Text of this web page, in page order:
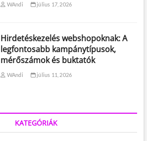
WAndi július 17, 2026
Hirdetéskezelés webshopoknak: A
legfontosabb kampánytípusok,
mérőszámok és buktatók
WAndi július 11, 2026
KATEGÓRIÁK